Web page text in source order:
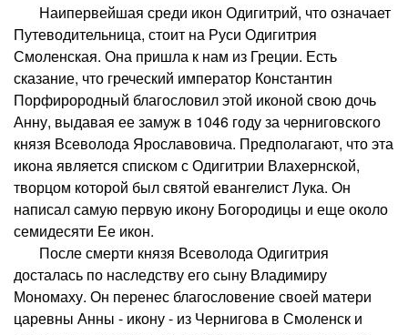
Наипервейшая среди икон Одигитрий, что означает
Путеводительница, стоит на Руси Одигитрия
Смоленская. Она пришла к нам из Греции. Есть
сказание, что греческий император Константин
Порфирородный благословил этой иконой свою дочь
Анну, выдавая ее замуж в 1046 году за черниговского
князя Всеволода Ярославовича. Предполагают, что эта
икона является списком с Одигитрии Влахернской,
творцом которой был святой евангелист Лука. Он
написал самую первую икону Богородицы и еще около
семидесяти Ее икон.
После смерти князя Всеволода Одигитрия
досталась по наследству его сыну Владимиру
Мономаху. Он перенес благословение своей матери
царевны Анны - икону - из Чернигова в Смоленск и